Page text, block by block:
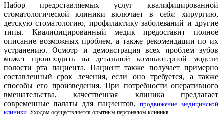
Набор предоставляемых услуг квалифицированной
стоматологической клиники включает в себя: хирургию,
детскую стоматологию, профилактику заболеваний и другие
типы. Квалифицированный медик предоставит полное
описание возможных проблем, а также рекомендации по их
устранению. Осмотр и демонстрация всех проблем зубов
может происходить на детальной компьютерной модели
полости рта пациента. Пациент также получает примерно
составленный срок лечения, если оно требуется, а также
способы его произведения. При потребности оперативного
вмешательства, качественная клиника предлагает
современные палаты для пациентов,продвижение медицинской
клиники . Уходом осуществляется опытным персоналом клиники.